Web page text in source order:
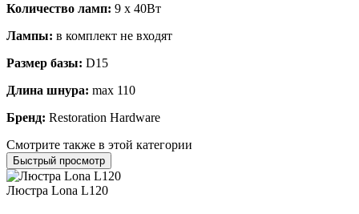
Количество ламп: 9 x 40Вт
Лампы: в комплект не входят
Размер базы: D15
Длина шнура: max 110
Бренд: Restoration Hardware
Смотрите также в этой категории
Быстрый просмотр
Люстра Lona L120